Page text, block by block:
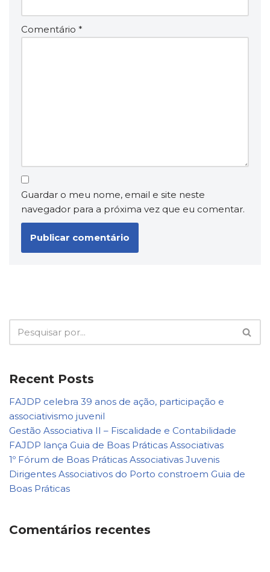
Comentário *
Guardar o meu nome, email e site neste
navegador para a próxima vez que eu comentar.
Recent Posts
FAJDP celebra 39 anos de ação, participação e
associativismo juvenil
Gestão Associativa II – Fiscalidade e Contabilidade
FAJDP lança Guia de Boas Práticas Associativas
1º Fórum de Boas Práticas Associativas Juvenis
Dirigentes Associativos do Porto constroem Guia de
Boas Práticas
Comentários recentes